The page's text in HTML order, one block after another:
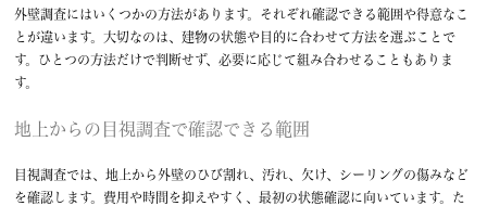
外壁調査にはいくつかの方法があります。それぞれ確認できる範囲や得意なこ
とが違います。大切なのは、建物の状態や目的に合わせて方法を選ぶことで
す。ひとつの方法だけで判断せず、必要に応じて組み合わせることもありま
す。
地上からの目視調査で確認できる範囲
目視調査では、地上から外壁のひび割れ、汚れ、欠け、シーリングの傷みなど
を確認します。費用や時間を抑えやすく、最初の状態確認に向いています。た